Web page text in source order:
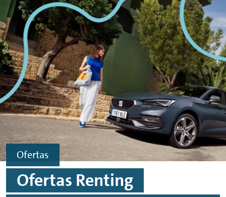
Ir al contenido principal
Ir al footer
Ofertas
Ofertas Renting